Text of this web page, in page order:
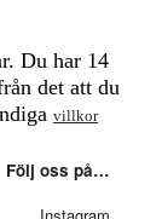
Du har 14
det att du
villkor
Följ oss på…